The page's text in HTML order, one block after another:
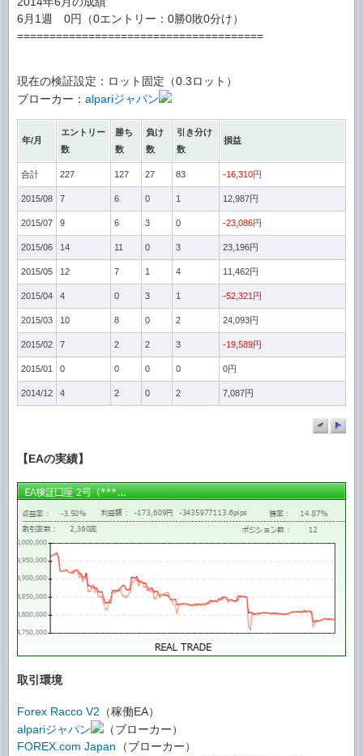
6月1週 0円（0エントリー：0勝0敗0分け）
======================================
現在の検証設定：ロット固定（0.3ロット）
ブローカー： alpariジャパン
年/月
エントリー
数
勝ち
数
負け
数
引き分け
数
損益
合計 227 127 27 83 -16,310円
2015/08 7 6 0 1 12,987円
2015/07 9 6 3 0 -23,086円
2015/06 14 11 0 3 23,196円
2015/05 12 7 1 4 11,462円
2015/04 4 0 3 1 -52,321円
2015/03 10 8 0 2 24,093円
2015/02 7 2 2 3 -19,589円
2015/01 0 0 0 0 0円
2014/12 4 2 0 2 7,087円
【EAの実績】
取引環境
Forex Racco V2 （稼働EA）
alpariジャパン
（ブローカー）
FOREX.com Japan
（ブローカー）